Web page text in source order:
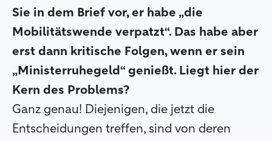
Sie in dem Brief vor, er habe „die
Mobilitätswende verpatzt“. Das habe aber
erst dann kritische Folgen, wenn er sein
„Ministerruhegeld“ genießt. Liegt hier der
Kern des Problems?
Ganz genau! Diejenigen, die jetzt die
Entscheidungen treffen, sind von deren